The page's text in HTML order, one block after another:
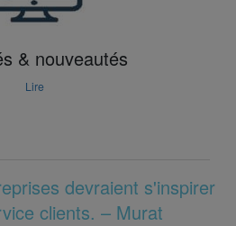
& nouveautés
Lire
devraient s'inspirer
clients. – Murat